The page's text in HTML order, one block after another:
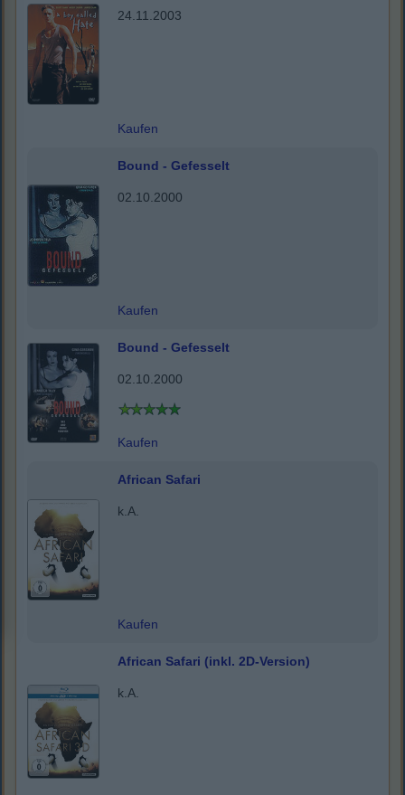
24.11.2003
Kaufen
Bound - Gefesselt
02.10.2000
Kaufen
Bound - Gefesselt
02.10.2000
Kaufen
African Safari
k.A.
Kaufen
African Safari (inkl. 2D-Version)
k.A.